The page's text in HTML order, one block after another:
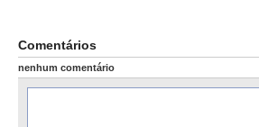
Comentários
nenhum comentário